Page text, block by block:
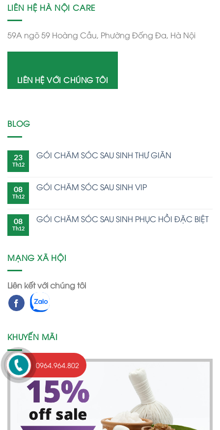
LIÊN HỆ HÀ NỘI CARE
59A ngõ 59 Hoàng Cầu, Phường Đống Đa, Hà Nội
LIÊN HỆ VỚI CHÚNG TÔI
BLOG
23
Th12
GÓI CHĂM SÓC SAU SINH THƯ GIÃN
08
Th12
GÓI CHĂM SÓC SAU SINH VIP
08
Th12
GÓI CHĂM SÓC SAU SINH PHỤC HỒI ĐẶC BIỆT
MẠNG XÃ HỘI
Liên kết với chúng tôi
KHUYẾN MÃI
0964.964.802